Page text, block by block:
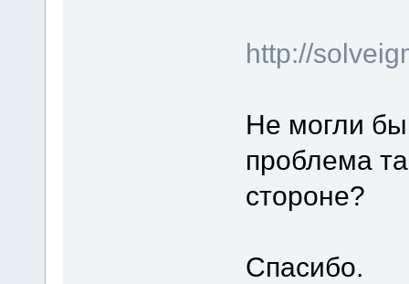
http://
Не могли бы
проблема
стороне?
Спасибо.